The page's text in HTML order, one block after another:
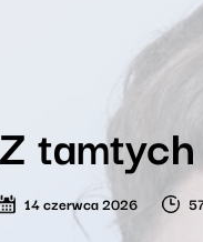
Z
14 czerwca 2026